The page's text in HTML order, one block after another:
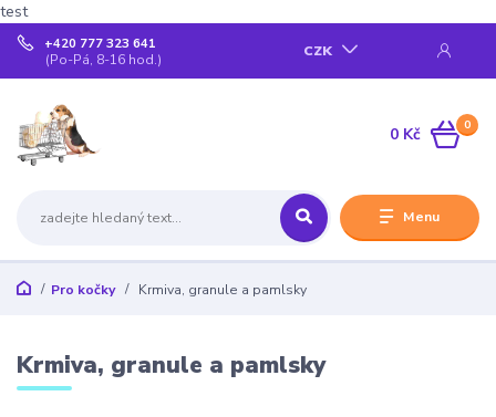
test
Menu
CZK
+420 777 323 641
(Po-Pá, 8-16 hod.)
0
0 Kč
Pro kočky Krmiva, granule a pamlsky
Krmiva, granule a pamlsky